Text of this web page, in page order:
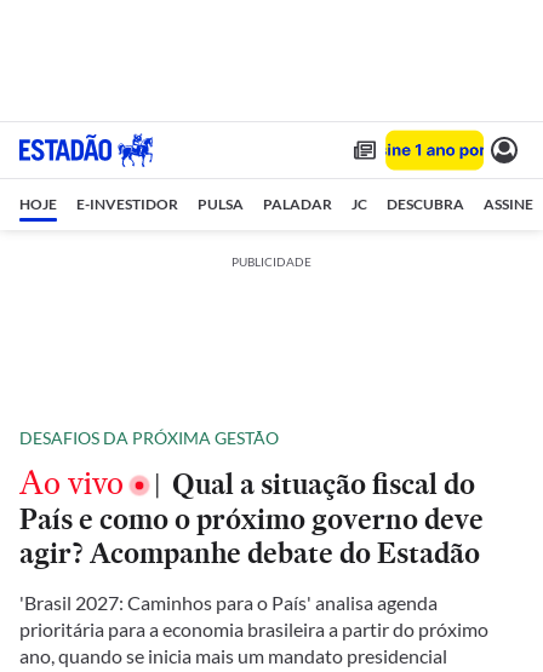
HOJE E-INVESTIDOR PULSA PALADAR JC DESCUBRA ASSINE
PUBLICIDADE
DESAFIOS DA PRÓXIMA GESTÃO
Ao vivo | Qual a situação fiscal do
País e como o próximo governo deve
agir? Acompanhe debate do Estadão
'Brasil 2027: Caminhos para o País' analisa agenda
prioritária para a economia brasileira a partir do próximo
ano, quando se inicia mais um mandato presidencial